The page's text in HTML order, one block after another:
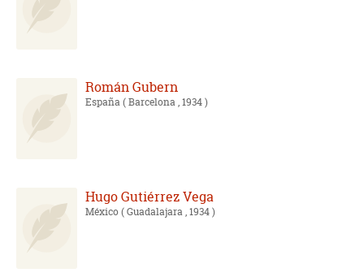
Román Gubern
España( Barcelona , 1934 )
Hugo Gutiérrez Vega
México( Guadalajara , 1934 )